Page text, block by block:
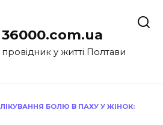
36000.com.ua
у житті Полтави
БОЛЮ В ПАХУ У ЖІНОК: